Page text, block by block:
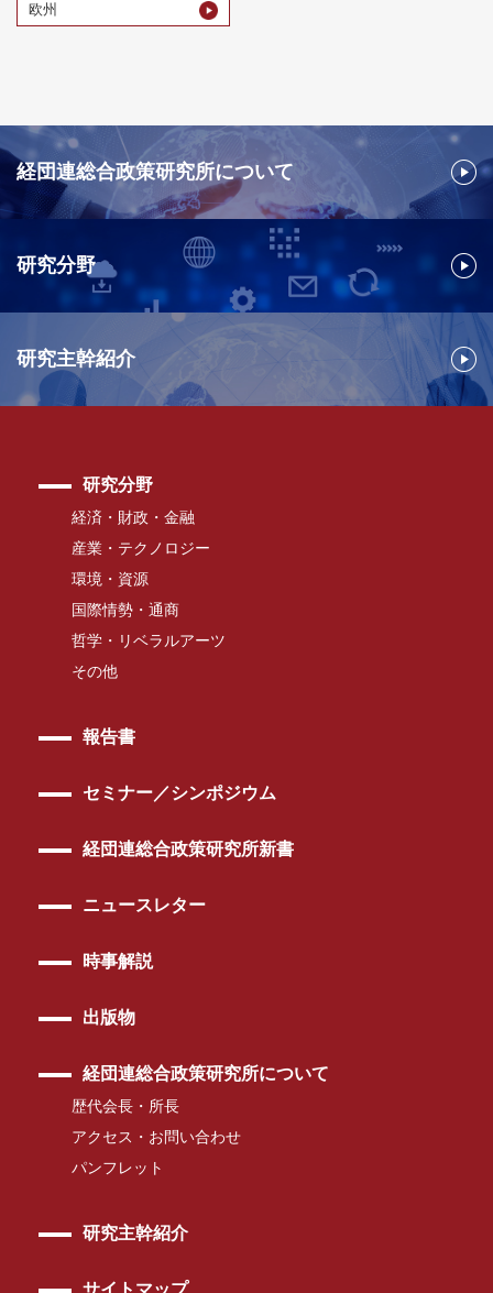
欧州
経団連総合政策研究所について
研究分野
研究主幹紹介
研究分野
経済・財政・金融
産業・テクノロジー
環境・資源
国際情勢・通商
哲学・リベラルアーツ
その他
報告書
セミナー／シンポジウム
経団連総合政策研究所新書
ニュースレター
時事解説
出版物
経団連総合政策研究所について
歴代会長・所長
アクセス・お問い合わせ
パンフレット
研究主幹紹介